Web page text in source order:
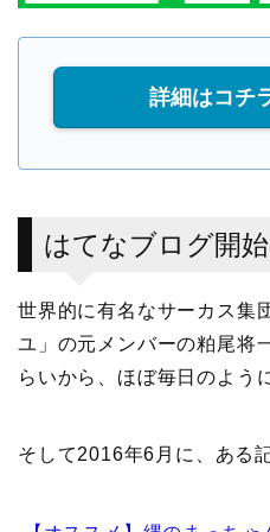
詳細はコチ
はてなブログ開
世界的に有名なサーカス集
ユ」の元メンバーの粕尾将
らいから、ほぼ毎日のよう
そして2016年6月に、ある